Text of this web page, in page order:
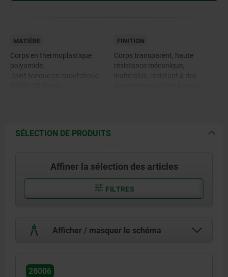
MATIÈRE
Corps en thermoplastique
polyamide.
FINITION
Corps transparent, haute
résistance mécanique,
SÉLECTION DE PRODUITS
Affiner la sélection des articles
FILTRES
Afficher / masquer le schéma
28006